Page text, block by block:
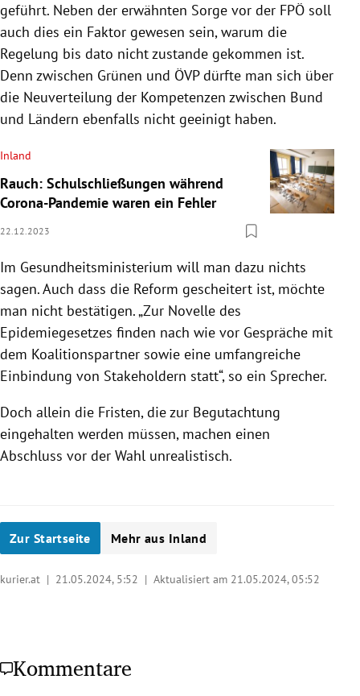
geführt. Neben der erwähnten Sorge vor der FPÖ soll
auch dies ein Faktor gewesen sein, warum die
Regelung bis dato nicht zustande gekommen ist.
Denn zwischen Grünen und ÖVP dürfte man sich über
die Neuverteilung der Kompetenzen zwischen Bund
und Ländern ebenfalls nicht geeinigt haben.
Inland
Rauch: Schulschließungen während
Corona-Pandemie waren ein Fehler
22.12.2023
Im Gesundheitsministerium will man dazu nichts
sagen. Auch dass die Reform gescheitert ist, möchte
man nicht bestätigen. „Zur Novelle des
Epidemiegesetzes finden nach wie vor Gespräche mit
dem Koalitionspartner sowie eine umfangreiche
Einbindung von Stakeholdern statt“, so ein Sprecher.
Doch allein die Fristen, die zur Begutachtung
eingehalten werden müssen, machen einen
Abschluss vor der Wahl unrealistisch.
Zur Startseite Mehr aus Inland
kurier.at | 21.05.2024, 5:52 | Aktualisiert am 21.05.2024,05:52
Kommentare